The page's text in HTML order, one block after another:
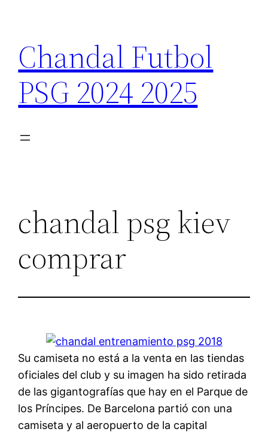
contenido
Chandal Futbol
PSG 2024 2025
chandal psg kiev
comprar
Su camiseta no está a la venta en las tiendas
oficiales del club y su imagen ha sido retirada
de las gigantografías que hay en el Parque de
los Príncipes. De Barcelona partió con una
camiseta y al aeropuerto de la capital